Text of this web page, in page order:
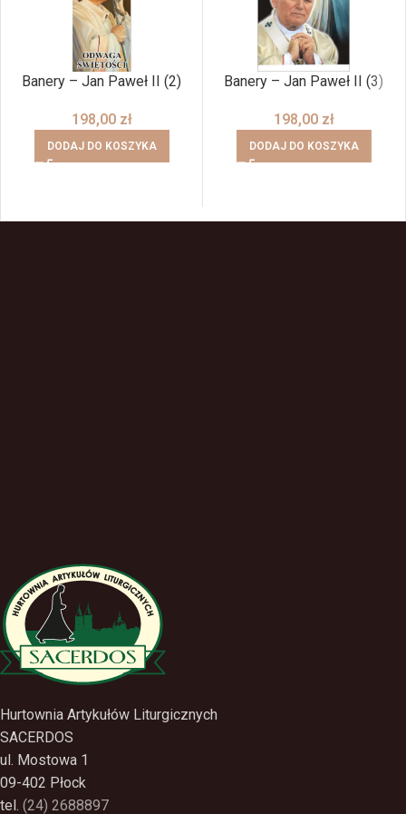
Banery – Jan Paweł II (2)
198,00 zł
DODAJ DO KOSZYKA
Banery – Jan Paweł II (3)
198,00 zł
DODAJ DO KOSZYKA
Hurtownia Artykułów Liturgicznych
SACERDOS
ul. Mostowa 1
09-402 Płock
tel. (24) 2688897